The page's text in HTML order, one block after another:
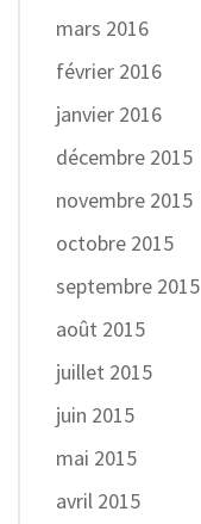
mars 2016
février 2016
janvier 2016
décembre 2015
novembre 2015
octobre 2015
septembre 2015
août 2015
juillet 2015
juin 2015
mai 2015
avril 2015